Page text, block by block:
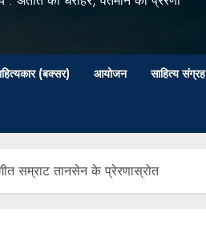
(बक्सर) आयोजन साहित्य संग्रह
सम्राट तानसेन के प्रेरणास्रोत